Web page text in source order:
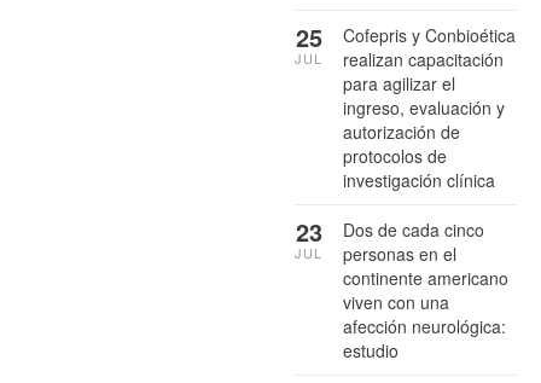
Cofepris y Conbioética
realizan capacitación
para agilizar el
ingreso, evaluación y
autorización de
protocolos de
investigación clínica
25
JUL
Dos de cada cinco
personas en el
continente americano
viven con una
afección neurológica:
estudio
23
JUL